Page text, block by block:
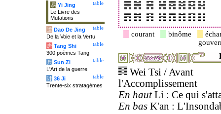
courant binôme
Wei Tsi / Avant
l'Accomplissement
En hautLi : Ce qui
En bas K'an :
table
易 Yi Jing
Le Livre des
Mutations
table
道 Dao De Jing
De la Voie et la Vertu
table
唐 Tang Shi
300 poèmes Tang
table
兵 Sun Zi
L'Art de la guerre
table
计 36 Ji
Trente-six stratagèmes